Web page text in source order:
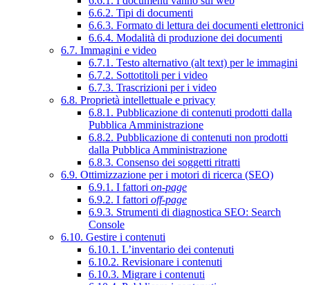
6.6.2. Tipi di documenti
6.6.3. Formato di lettura dei documenti elettronici
6.6.4. Modalità di produzione dei documenti
6.7. Immagini e video
6.7.1. Testo alternativo (alt text) per le immagini
6.7.2. Sottotitoli per i video
6.7.3. Trascrizioni per i video
6.8. Proprietà intellettuale e privacy
6.8.1. Pubblicazione di contenuti prodotti dalla
Pubblica Amministrazione
6.8.2. Pubblicazione di contenuti non prodotti
dalla Pubblica Amministrazione
6.8.3. Consenso dei soggetti ritratti
6.9. Ottimizzazione per i motori di ricerca (SEO)
6.9.1. I fattori on-page
6.9.2. I fattori off-page
6.9.3. Strumenti di diagnostica SEO: Search
Console
6.10. Gestire i contenuti
6.10.1. L’inventario dei contenuti
6.10.2. Revisionare i contenuti
6.10.3. Migrare i contenuti